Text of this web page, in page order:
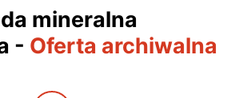
mineralna
- Oferta archiwalna